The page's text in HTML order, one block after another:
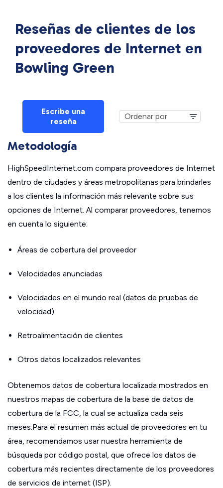
Reseñas de clientes de los
proveedores de Internet en
Bowling Green
Escribe una
reseña
Metodología
HighSpeedInternet.com compara proveedores de Internet
dentro de ciudades y áreas metropolitanas para brindarles
a los clientes la información más relevante sobre sus
opciones de Internet. Al comparar proveedores, tenemos
en cuenta lo siguiente:
Áreas de cobertura del proveedor
Velocidades anunciadas
Velocidades en el mundo real (datos de pruebas de
velocidad)
Retroalimentación de clientes
Otros datos localizados relevantes
Obtenemos datos de cobertura localizada mostrados en
nuestros mapas de cobertura de la base de datos de
cobertura de la FCC, la cual se actualiza cada seis
meses.Para el resumen más actual de proveedores en tu
área, recomendamos usar nuestra herramienta de
búsqueda por código postal, que ofrece los datos de
cobertura más recientes directamente de los proveedores
de servicios de internet (ISP).